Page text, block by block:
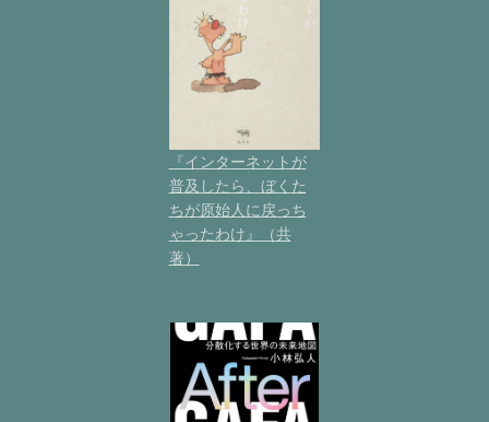
『インターネットが
普及したら、ぼくた
ちが原始人に戻っち
ゃったわけ』（共
著）